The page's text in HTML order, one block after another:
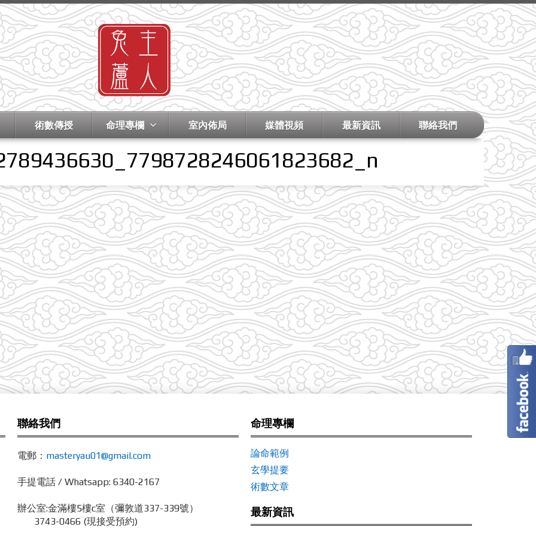
術數傳授 命理專欄 室內佈局 媒體視頻 最新資訊 聯絡我們
聯絡我們
電郵： masteryau01@gmail.com
手提電話 / Whatsapp: 6340-2167
辦公室:金滿樓5樓c室（彌敦道337-339號）
3743-0466 (現接受預約)
命理專欄
論命範例
玄學提要
術數文章
最新資訊